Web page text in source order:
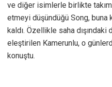
ve diğer isimlerle birlikte
etmeyi düşündüğü Song, buna
kaldı. Özellikle saha dışındaki
eleştirilen Kamerunlu, o
konuştu.